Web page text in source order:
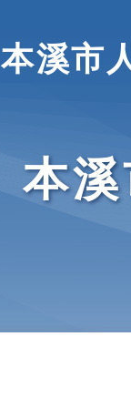
本溪市
本